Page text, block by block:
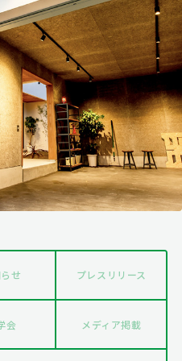
せ プレスリリース
会 メディア掲載